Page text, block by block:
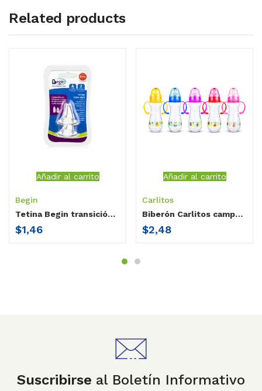
Related products
Añadir al carrito
Begin
Tetina Begin transición cuello estándar / blister x 2
$1,46
Añadir al carrito
Carlitos
Biberón Carlitos campana cuello estándar / doble agarradera / 9 oz
$2,48
Suscribirse al Boletín Informativo